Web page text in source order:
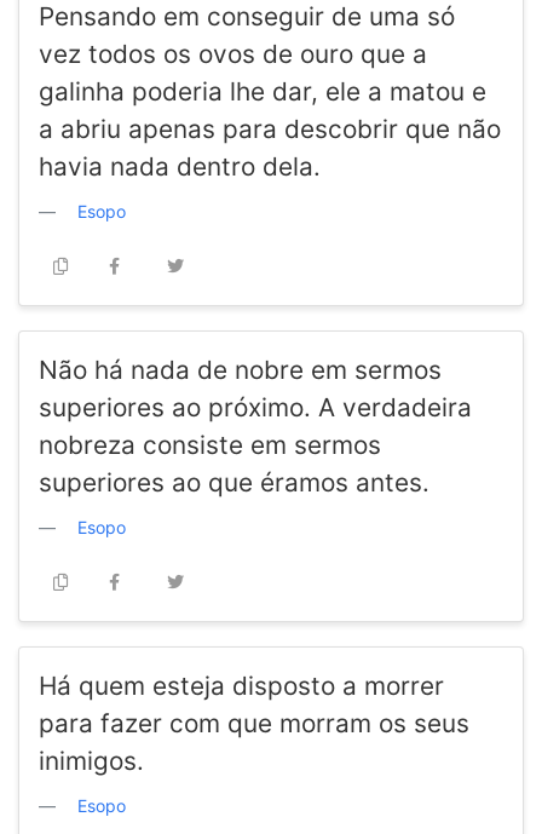
Pensando em conseguir de uma só
vez todos os ovos de ouro que a
galinha poderia lhe dar, ele a matou e
a abriu apenas para descobrir que não
havia nada dentro dela.
Esopo
Não há nada de nobre em sermos
superiores ao próximo. A verdadeira
nobreza consiste em sermos
superiores ao que éramos antes.
Esopo
Há quem esteja disposto a morrer
para fazer com que morram os seus
inimigos.
Esopo